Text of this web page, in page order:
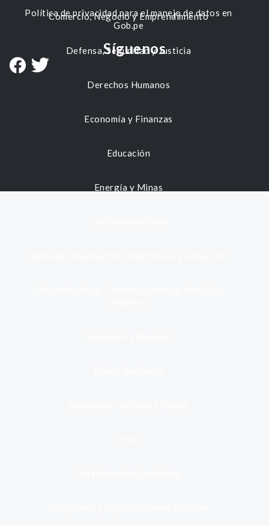
Comercio, Negocio y Emprendimiento
Defensa, Seguridad y Justicia
Derechos Humanos
Economía y Finanzas
Educación
Energía y Minas
Política de privacidad para el manejo de datos en
Gob.pe
Síguenos